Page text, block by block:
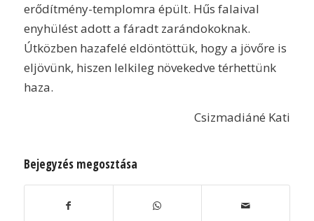
erődítmény-templomra épült. Hűs falaival
enyhülést adott a fáradt zarándokoknak.
Útközben hazafelé eldöntöttük, hogy a jövőre is
eljövünk, hiszen lelkileg növekedve térhettünk
haza.
Csizmadiáné Kati
Bejegyzés megosztása